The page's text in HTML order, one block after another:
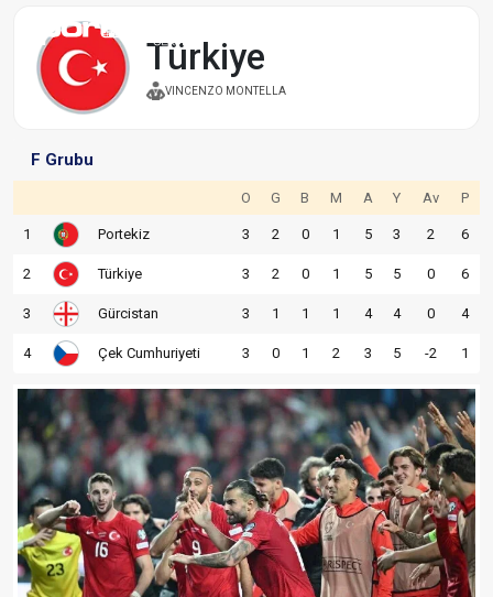
Türkiye
VINCENZO MONTELLA
F Grubu
O G B M A Y Av P
1 Portekiz 3 2 0 1 5 3 2 6
2 Türkiye 3 2 0 1 5 5 0 6
3 Gürcistan 3 1 1 1 4 4 0 4
4 Çek Cumhuriyeti 3 0 1 2 3 5 -2 1